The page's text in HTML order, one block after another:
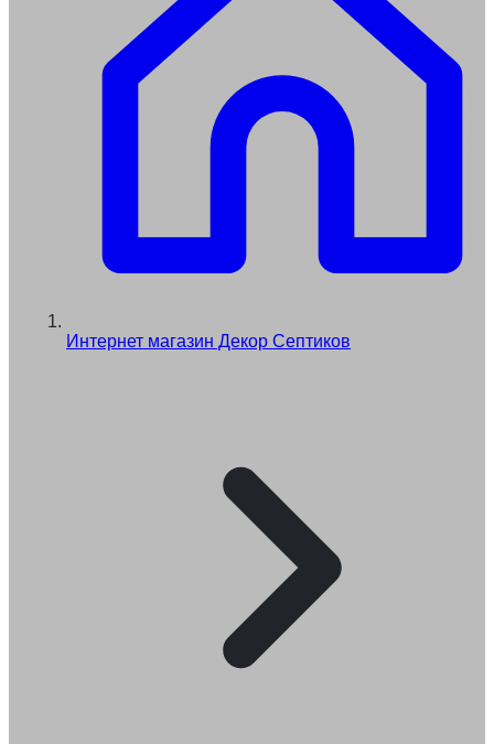
Интернет магазин Декор Септиков